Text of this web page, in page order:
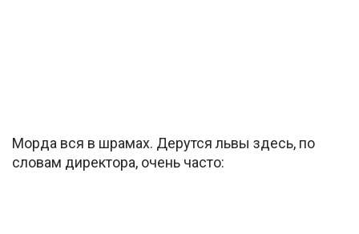
Морда вся в шрамах. Дерутся львы здесь, по
словам директора, очень часто: